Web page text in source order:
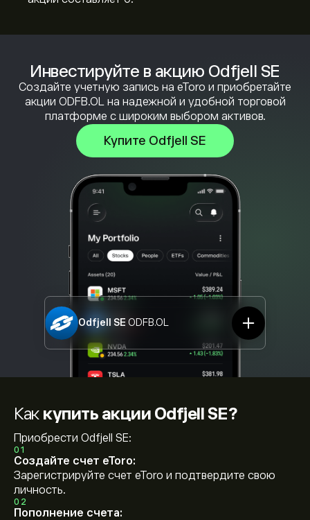
Инвестируйте в акцию Odfjell SE
Создайте учетную запись на eToro и приобретайте
акции ODFB.OL на надежной и удобной торговой
платформе с широким выбором активов.
Купите Odfjell SE
Odfjell SE ODFB.OL
Как купить акции Odfjell SE?
Приобрести Odfjell SE:
01
Создайте счет eToro:
Зарегистрируйте счет eToro и подтвердите свою
личность.
02
Пополнение счета: